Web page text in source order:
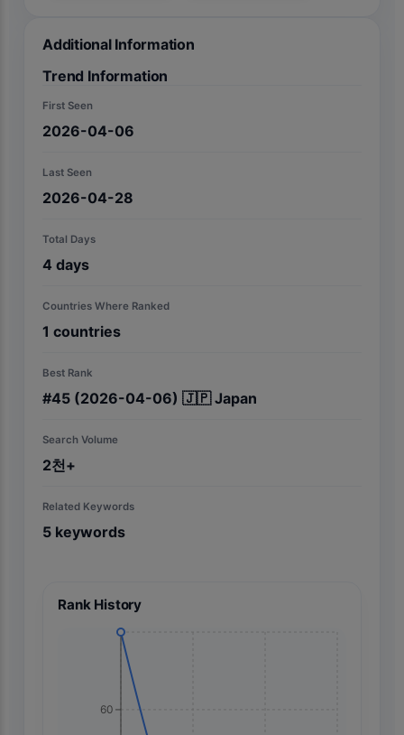
Additional Information
Trend Information
First Seen
2026-04-06
Last Seen
2026-04-28
Total Days
4 days
Countries Where Ranked
1 countries
Best Rank
#45 (2026-04-06) 🇯🇵 Japan
Search Volume
2천+
Related Keywords
5 keywords
Rank History
60